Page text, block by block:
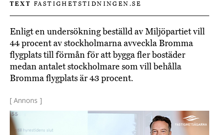
TEXT FASTIGHETSTIDNINGEN.SE
Enligt en undersökning beställd av Miljöpartiet vill
44 procent av stockholmarna avveckla Bromma
flygplats till förmån för att bygga fler bostäder
medan antalet stockholmare som vill behålla
Bromma flygplats är 43 procent.
[ Annons ]